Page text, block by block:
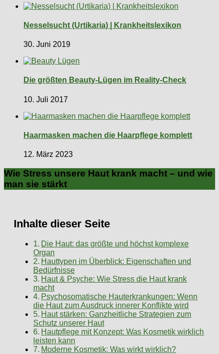
Nesselsucht (Urtikaria) | Krankheitslexikon
30. Juni 2019
Die größten Beauty-Lügen im Reality-Check
10. Juli 2017
Haarmasken machen die Haarpflege komplett
12. März 2023
Wie Stress unsere Haut krank macht – und wie
man sie stärkt
Inhalte dieser Seite
Die Haut: das größte und höchst komplexe
Organ
Hauttypen im Überblick: Eigenschaften und
Bedürfnisse
Haut & Psyche: Wie Stress die Haut krank
macht
Psychosomatische Hauterkrankungen: Wenn
die Haut zum Ausdruck innerer Konflikte wird
Haut stärken: Ganzheitliche Strategien zum
Schutz unserer Haut
Hautpflege mit Konzept: Was Kosmetik wirklich
leisten kann
Moderne Kosmetik: Was wirkt wirklich?